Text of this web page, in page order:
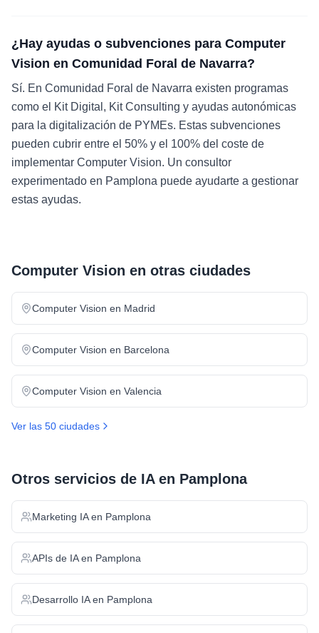
¿Hay ayudas o subvenciones para Computer
Vision en Comunidad Foral de Navarra?
Sí. En Comunidad Foral de Navarra existen programas
como el Kit Digital, Kit Consulting y ayudas autonómicas
para la digitalización de PYMEs. Estas subvenciones
pueden cubrir entre el 50% y el 100% del coste de
implementar Computer Vision. Un consultor
experimentado en Pamplona puede ayudarte a gestionar
estas ayudas.
Computer Vision en otras ciudades
Computer Vision en Madrid
Computer Vision en Barcelona
Computer Vision en Valencia
Ver las 50 ciudades
Otros servicios de IA en Pamplona
Marketing IAen Pamplona
APIs de IAen Pamplona
Desarrollo IAen Pamplona